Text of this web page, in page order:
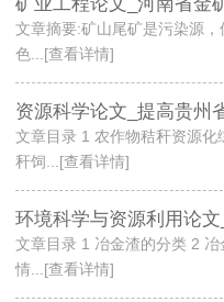
文章摘要:矿山尾矿是污染源
色...[查看详情]
资源科学论文_提高贵州
文章目录 1 农作物秸秆资源
秆饲...[查看详情]
环境科学与资源利用论
文章目录 1 冶金渣的分类 2
情...[查看详情]